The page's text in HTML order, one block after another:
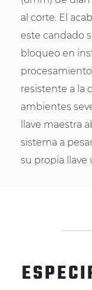
al corte. El
este candado
bloqueo en
resistente a la
ambientes
llave maestra
sistema a
su propia llave